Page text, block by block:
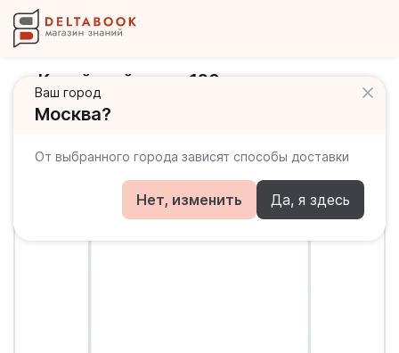
Ваш город
Москва?
От выбранного города зависят способы доставки
Нет, изменить Да, я здесь
Китайский язык. 120 самых важных
иероглифов